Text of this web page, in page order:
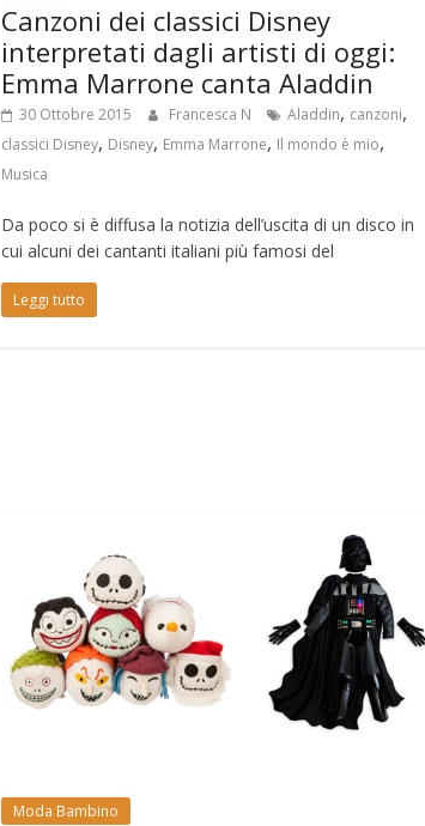
Canzoni dei classici Disney
interpretati dagli artisti di oggi:
Emma Marrone canta Aladdin
30 Ottobre 2015 Francesca N Aladdin, canzoni,
classici Disney, Disney, Emma Marrone, Il mondo è mio,
Musica
Da poco si è diffusa la notizia dell’uscita di un disco in
cui alcuni dei cantanti italiani più famosi del
Leggi tutto
Moda Bambino